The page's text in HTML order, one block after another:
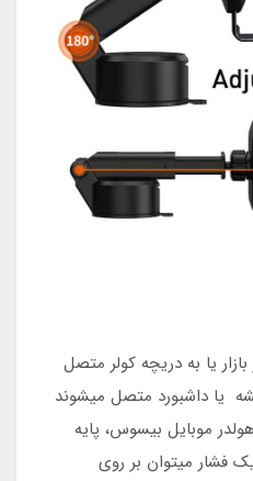
یا به دریچه کولر متصل
یا داشبورد متصل میشوند
موبایل بیسوس، پایه
فشار میتوان بر روی